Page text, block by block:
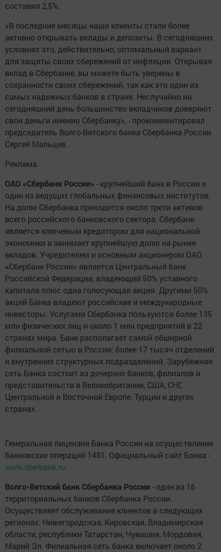
составил 2,5%.
«В последние месяцы наши клиенты стали более
активно открывать вклады и депозиты. В сегодняшних
условиях это, действительно, оптимальный вариант
для защиты своих сбережений от инфляции. Открывая
вклад в Сбербанке, вы можете быть уверены в
сохранности своих сбережений, так как это один из
самых надежных банков в стране. Неслучайно на
сегодняшний день большинство вкладчиков доверяют
свои деньги именно Сбербанку», - прокомментировал
председатель Волго-Вятского банка Сбербанка России
Сергей Мальцев.
Реклама
ОАО «Сбербанк России» - крупнейший банк в России и
один из ведущих глобальных финансовых институтов.
На долю Сбербанка приходится около трети активов
всего российского банковского сектора. Сбербанк
является ключевым кредитором для национальной
экономики и занимает крупнейшую долю на рынке
вкладов. Учредителем и основным акционером ОАО
«Сбербанк России» является Центральный банк
Российской Федерации, владеющий 50% уставного
капитала плюс одна голосующая акция. Другими 50%
акций Банка владеют российские и международные
инвесторы. Услугами Сбербанка пользуются более 135
млн физических лиц и около 1 млн предприятий в 22
странах мира. Банк располагает самой обширной
филиальной сетью в России: более 17 тысяч отделений
и внутренних структурных подразделений. Зарубежная
сеть Банка состоит из дочерних банков, филиалов и
представительств в Великобритании, США, СНГ,
Центральной и Восточной Европе, Турции и других
странах.
Генеральная лицензия Банка России на осуществление
банковских операций 1481. Официальный сайт Банка -
www.sberbank.ru.
Волго-Вятский банк Сбербанка России - один из 16
территориальных банков Сбербанка России.
Осуществляет обслуживание клиентов в следующих
регионах: Нижегородская, Кировская, Владимирская
области, республики Татарстан, Чувашия, Мордовия,
Марий Эл. Филиальная сеть банка включает около 2